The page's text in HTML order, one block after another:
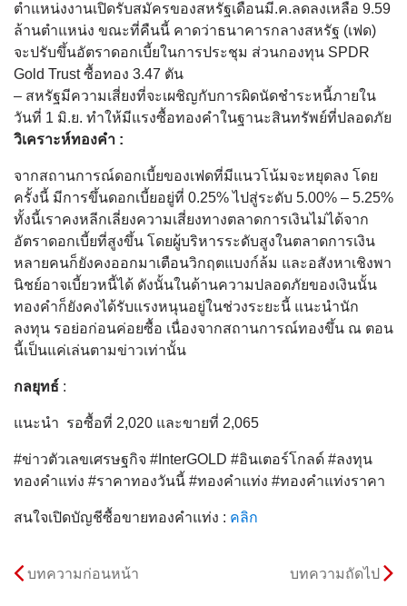
ตำแหน่งงานเปิดรับสมัครของสหรัฐเดือนมี.ค.ลดลงเหลือ 9.59
ล้านตำแหน่ง ขณะที่คืนนี้ คาดว่าธนาคารกลางสหรัฐ (เฟด)
จะปรับขึ้นอัตราดอกเบี้ยในการประชุม ส่วนกองทุน SPDR
Gold Trust ซื้อทอง 3.47 ตัน
– สหรัฐมีความเสี่ยงที่จะเผชิญกับการผิดนัดชำระหนี้ภายใน
วันที่ 1 มิ.ย. ทำให้มีแรงซื้อทองคำในฐานะสินทรัพย์ที่ปลอดภัย
วิเคราะห์ทองคำ :
จากสถานการณ์ดอกเบี้ยของเฟดที่มีแนวโน้มจะหยุดลง โดย
ครั้งนี้ มีการขึ้นดอกเบี้ยอยู่ที่ 0.25% ไปสู่ระดับ 5.00% – 5.25%
ทั้งนี้เราคงหลีกเลี่ยงความเสี่ยงทางตลาดการเงินไม่ได้จาก
อัตราดอกเบี้ยที่สูงขึ้น โดยผู้บริหารระดับสูงในตลาดการเงิน
หลายคนก็ยังคงออกมาเตือนวิกฤตแบงก์ล้ม และอสังหาเชิงพา
นิชย์อาจเบี้ยวหนี้ได้ ดังนั้นในด้านความปลอดภัยของเงินนั้น
ทองคำก็ยังคงได้รับแรงหนุนอยู่ในช่วงระยะนี้ แนะนำนัก
ลงทุน รอย่อก่อนค่อยซื้อ เนื่องจากสถานการณ์ทองขึ้น ณ ตอน
นี้เป็นแค่เล่นตามข่าวเท่านั้น
กลยุทธ์ :
แนะนำ รอซื้อที่ 2,020 และขายที่ 2,065
#ข่าวตัวเลขเศรษฐกิจ #InterGOLD #อินเตอร์โกลด์ #ลงทุน
ทองคำแท่ง #ราคาทองวันนี้ #ทองคำแท่ง #ทองคำแท่งราคา
สนใจเปิดบัญชีซื้อขายทองคำแท่ง : คลิก
บทความก่อนหน้า บทความถัดไป